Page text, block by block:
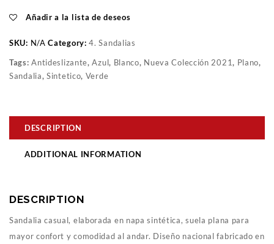
Añadir a la lista de deseos
SKU: N/A Category:4. Sandalias
Tags:Antideslizante,Azul, Blanco, Nueva Colección 2021, Plano,
Sandalia,Sintetico, Verde
DESCRIPTION
ADDITIONAL INFORMATION
DESCRIPTION
Sandalia casual, elaborada en napa sintética, suela plana para
mayor confort y comodidad al andar. Diseño nacional fabricado en